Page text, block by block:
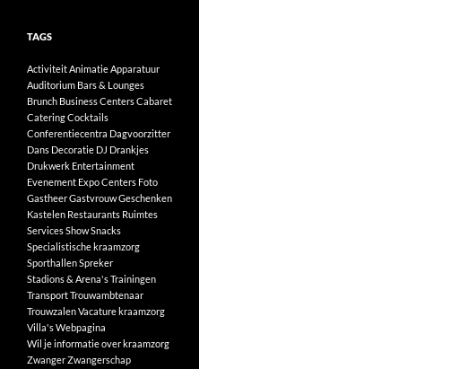
TAGS
ActiviteitAnimatieApparatuur
Auditorium Bars & Lounges
Brunch Business CentersCabaret
CateringCocktails
Conferentiecentra Dagvoorzitter
Dans Decoratie DJ Drankjes
Drukwerk Entertainment
Evenement Expo Centers Foto
GastheerGastvrouwGeschenken
Kastelen Restaurants Ruimtes
ServicesShowSnacks
Specialistische kraamzorg
SporthallenSpreker
Stadions & Arena'sTrainingen
TransportTrouwambtenaar
TrouwzalenVacature kraamzorg
Villa'sWebpagina
Wil je informatie over kraamzorg
ZwangerZwangerschap